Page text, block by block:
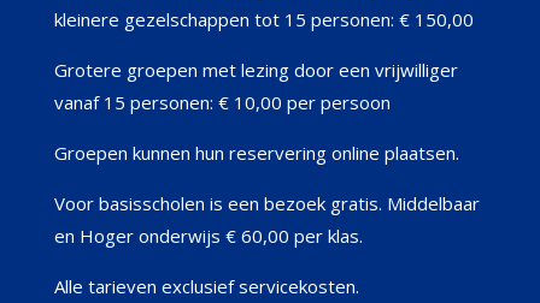
kleinere gezelschappen tot 15 personen: € 150,00
Grotere groepen met lezing door een vrijwilliger
vanaf 15 personen: € 10,00 per persoon
Groepen kunnen hun reservering online plaatsen.
Voor basisscholen is een bezoek gratis. Middelbaar
en Hoger onderwijs € 60,00 per klas.
Alle tarieven exclusief servicekosten.